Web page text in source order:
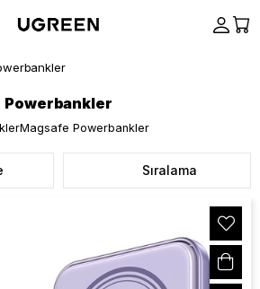
Powerbankler
Magsafe Powerbankler
Sıralama